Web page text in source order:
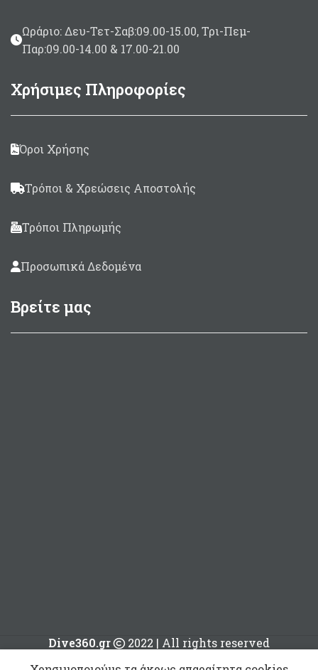
Ωράριο: Δευ-Τετ-Σαβ:09.00-15.00, Τρι-Πεμ-
Παρ:09.00-14.00 & 17.00-21.00
Χρήσιμες Πληροφορίες
Όροι Χρήσης
Τρόποι & Χρεώσεις Αποστολής
Τρόποι Πληρωμής
Προσωπικά Δεδομένα
Βρείτε μας
Dive360.gr
2022 | All rights reserved